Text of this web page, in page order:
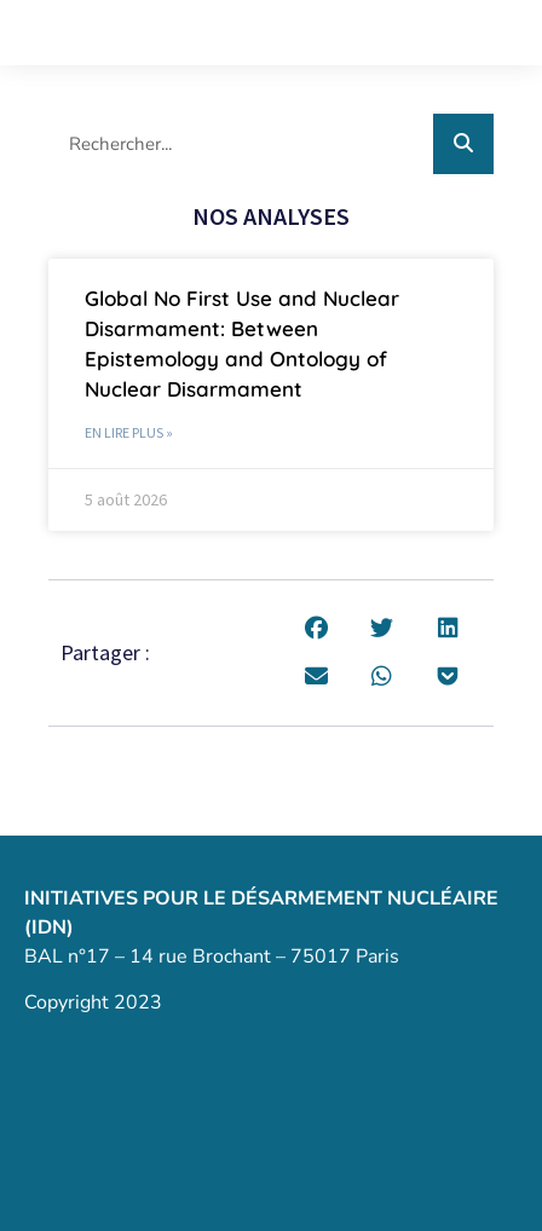
NOS ANALYSES
Global No First Use and Nuclear
Disarmament: Between
Epistemology and Ontology of
Nuclear Disarmament
EN LIRE PLUS »
5 août 2026
Partager :
INITIATIVES POUR LE DÉSARMEMENT NUCLÉAIRE
(IDN)
BAL n°17 – 14 rue Brochant – 75017 Paris
Copyright 2023